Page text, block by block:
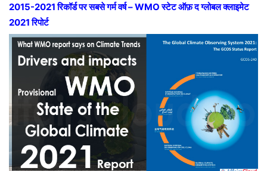
2015-2021 रिकॉर्ड पर सबसे गर्म वर्ष – WMO स्टेट ऑफ़ द ग्लोबल क्लाइमेट
2021 रिपोर्ट